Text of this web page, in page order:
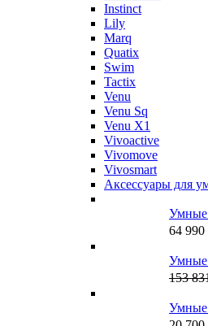
Instinct
Lily
Marq
Quatix
Swim
Tactix
Venu
Venu Sq
Venu X1
Vivoactive
Vivomove
Vivosmart
Аксессуары для
Умные
64 990
Умные
153
Умные